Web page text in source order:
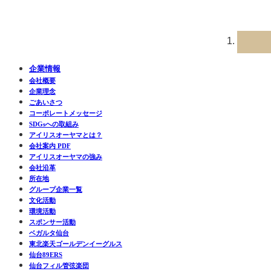
企業情報
会社概要
企業理念
ごあいさつ
コーポレートメッセージ
SDGsへの取組み
アイリスオーヤマとは？
会社案内 PDF
アイリスオーヤマの強み
会社沿革
所在地
グループ企業一覧
文化活動
環境活動
スポンサー活動
ベガルタ仙台
東北楽天ゴールデンイーグルス
仙台89ERS
仙台フィル管弦楽団